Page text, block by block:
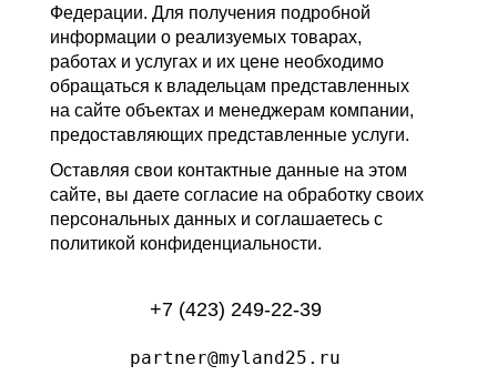
Федерации. Для получения подробной
информации о реализуемых товарах,
работах и услугах и их цене необходимо
обращаться к владельцам представленных
на сайте объектах и менеджерам компании,
предоставляющих представленные услуги.
Оставляя свои контактные данные на этом
сайте, вы даете согласие на обработку своих
персональных данных и соглашаетесь с
политикой конфиденциальности.
+7 (423) 249-22-39
partner@myland25.ru